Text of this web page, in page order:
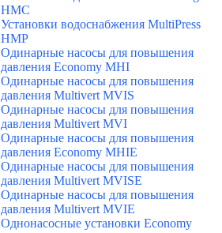
HMC
Установки водоснабжения MultiPress
HMP
Одинарные насосы для повышения
давления Economy MHI
Одинарные насосы для повышения
давления Multivert MVIS
Одинарные насосы для повышения
давления Multivert MVI
Одинарные насосы для повышения
давления Economy MHIE
Одинарные насосы для повышения
давления Multivert MVISE
Одинарные насосы для повышения
давления Multivert MVIE
Однонасосные установки Economy